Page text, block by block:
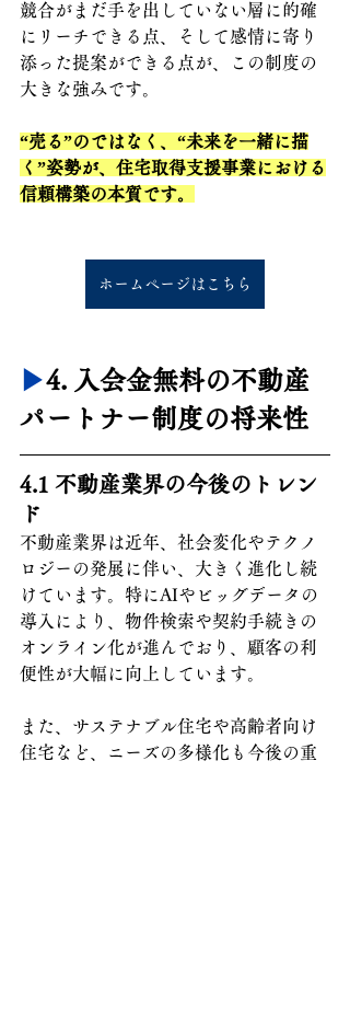
競合がまだ手を出していない層に的確
にリーチできる点、そして感情に寄り
添った提案ができる点が、この制度の
大きな強みです。
“売る”のではなく、“未来を一緒に描
く”姿勢が、住宅取得支援事業における
信頼構築の本質です。
ホームページはこちら
▶︎4. 入会金無料の不動産
パートナー制度の将来性
4.1 不動産業界の今後のトレン
ド
不動産業界は近年、社会変化やテクノ
ロジーの発展に伴い、大きく進化し続
けています。特にAIやビッグデータの
導入により、物件検索や契約手続きの
オンライン化が進んでおり、顧客の利
便性が大幅に向上しています。
また、サステナブル住宅や高齢者向け
住宅など、ニーズの多様化も今後の重